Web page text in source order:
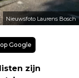
Nieuwsfoto Laurens Bosch
Google
zijn